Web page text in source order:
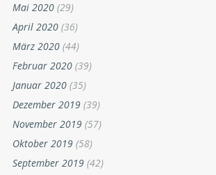
Mai 2020 (29)
April 2020 (36)
März 2020 (44)
Februar 2020 (39)
Januar 2020 (35)
Dezember 2019 (39)
November 2019 (57)
Oktober 2019 (58)
September 2019 (42)